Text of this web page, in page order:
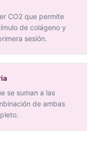
CO2 que permite
de colágeno y
sesión.
se suman a las
de ambas